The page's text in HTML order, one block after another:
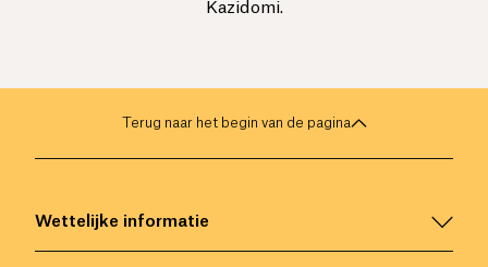
Kazidomi.
Terug naar het begin van de pagina
Wettelijke informatie